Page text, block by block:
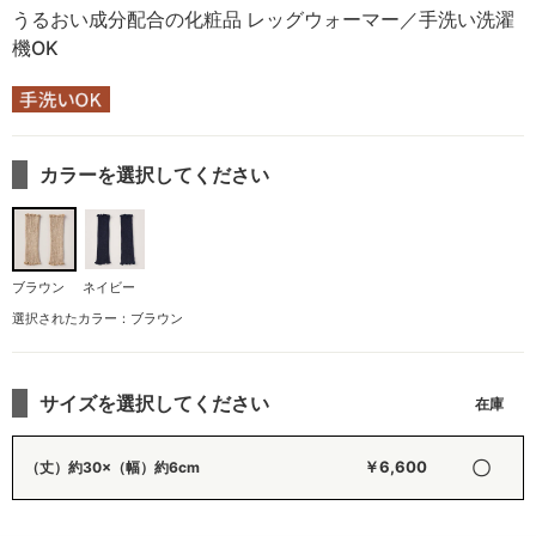
うるおい成分配合の化粧品 レッグウォーマー／手洗い洗濯
機OK
カラーを選択してください
ブラウン
ネイビー
選択されたカラー：ブラウン
サイズを選択してください
（丈）約30×（幅）約6cm ￥6,600 〇